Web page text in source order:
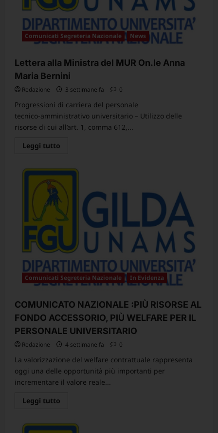
CCNL
Istruzione
e
Ricerca
2025-
2027
Comunicati Segreteria Nazionale News
Lettera alla Ministra del MUR On.le Anna
Maria Bernini
Redazione 3 settimane fa 0
Progressioni di carriera del personale
tecnico‑amministrativo universitario – Utilizzo delle
risorse di cui all’art. 1, comma 612,...
Leggi tutto
Lettera
Ministra
del
MUR
On.le
Anna
Maria
Bernini
Comunicati Segreteria Nazionale In Evidenza
COMUNICATO NAZIONALE :PIÙ RISORSE AL
FONDO ACCESSORIO, PIÙ WELFARE PER IL
PERSONALE UNIVERSITARIO
Redazione 4 settimane fa 0
La valorizzazione del welfare contrattuale rappresenta
oggi una delle opportunità più importanti per
incrementare il valore reale...
Leggi tutto
COMUNICATO